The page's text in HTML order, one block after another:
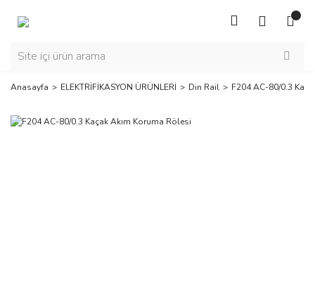
Anasayfa ELEKTRİFİKASYON ÜRÜNLERİ Din Rail F204 AC-80/0.3